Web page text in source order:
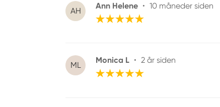
AH
Ann Helene • 10 måneder siden
ML
Monica L • 2 år siden